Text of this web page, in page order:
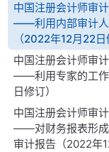
中国注册会计师审
——利用内部审计
（2022年12月22日
中国注册会计师审
——利用专家的工
日修订）
中国注册会计师审
——对财务报表形成
审计报告（2022年